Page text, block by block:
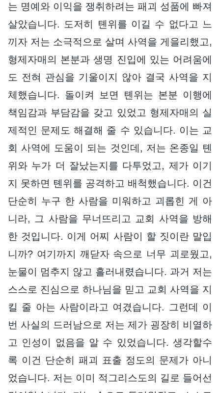
는 명예와 이익을 쟁취하려는 패괴 성품에 빠져
살았습니다. 도저히 톈위를 이길 수 없다고 느
끼자 저는 소극적으로 살며 사역을 게을리했고,
형제자매의 본분과 생명 진입에 있는 어려움에
도 전혀 관심을 기울이지 않아 결국 사역을 지
체했습니다. 돌이켜 보면 톈위는 본분 이행에
책임감과 부담감을 갖고 있었고 형제자매의 실
제적인 문제도 해결해 줄 수 있습니다. 이는 교
회 사역에 도움이 되는 것인데, 저는 온종일 톈
위와 누가 더 잘났는지를 다투었고, 제가 이기
지 못하면 톈위를 공격하고 배척했습니다. 이건
단순히 누구 한 사람을 미워하고 괴롭힌 게 아
니라, 그 사람을 무너뜨리고 교회 사역을 방해
한 것입니다. 이게 어찌 사람이 할 짓이란 말입
니까? 여기까지 깨닫자 속으로 너무 괴로웠고,
눈물이 멈추지 않고 흘러내렸습니다. 과거 저는
스스로 진심으로 하나님을 믿고 교회 사역을 지
킬 줄 아는 사람이라고 여겼습니다. 그런데 이
번 사실의 드러남으로 저는 제가 굉장히 비열하
고 인성이 없음을 알 수 있었습니다. 생각할수
록 이건 단순히 패괴 표출 정도의 문제가 아니
었습니다. 저는 이미 적그리스도의 길로 들어선